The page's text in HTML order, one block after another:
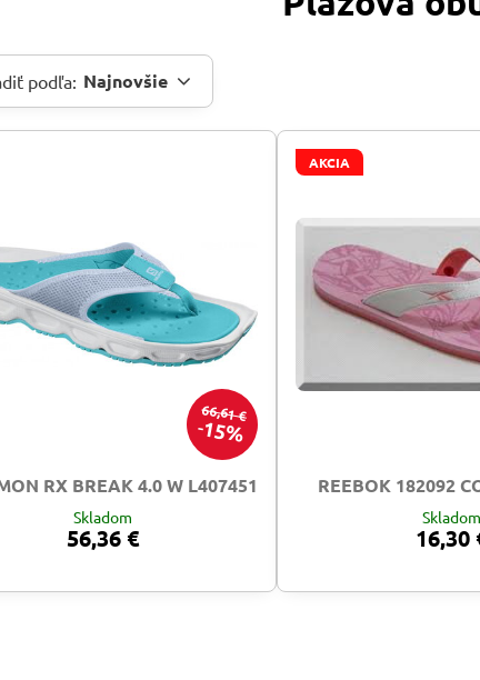
podľa: Najnovšie
66,61 €
15%
RX BREAK 4.0 W L407451
Skladom
56,36 €
AKCIA
REEBOK 182092
Skladom
16,30